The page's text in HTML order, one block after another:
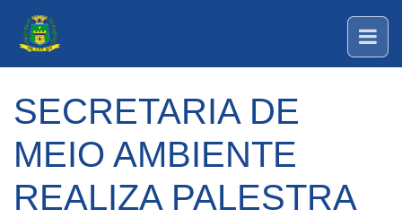
SECRETARIA DE
MEIO AMBIENTE
REALIZA PALESTRA